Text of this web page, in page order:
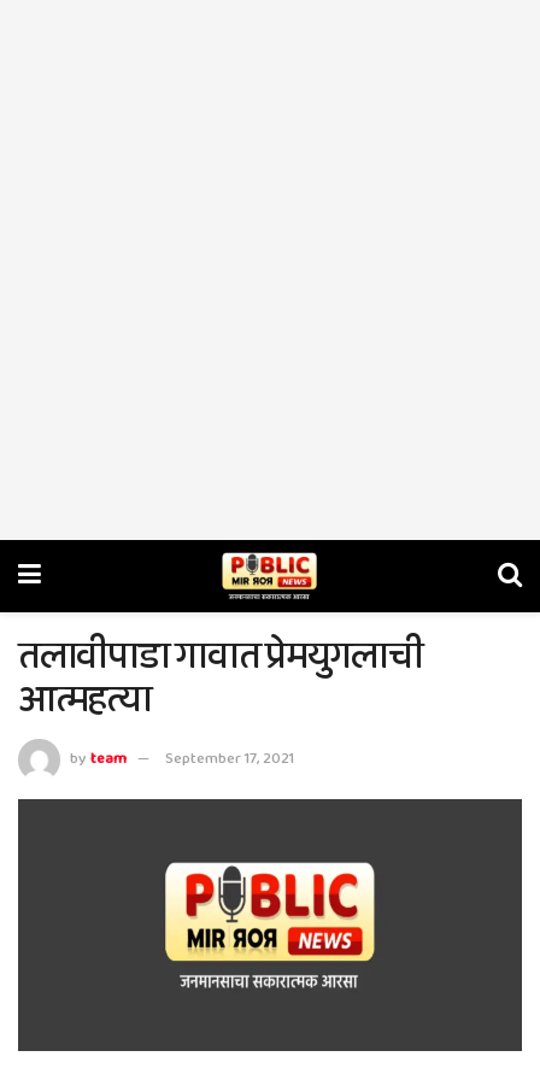
तलावीपाडा गावात प्रेमयुगलाची
आत्महत्या
byteam September 17, 2021